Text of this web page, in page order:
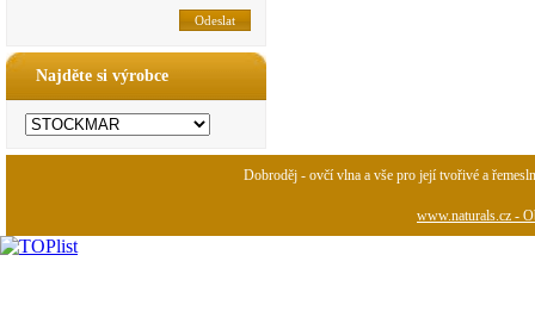
Najděte si výrobce
Dobroděj - ovčí vlna a vše pro její tvořivé a
www.naturals.cz -